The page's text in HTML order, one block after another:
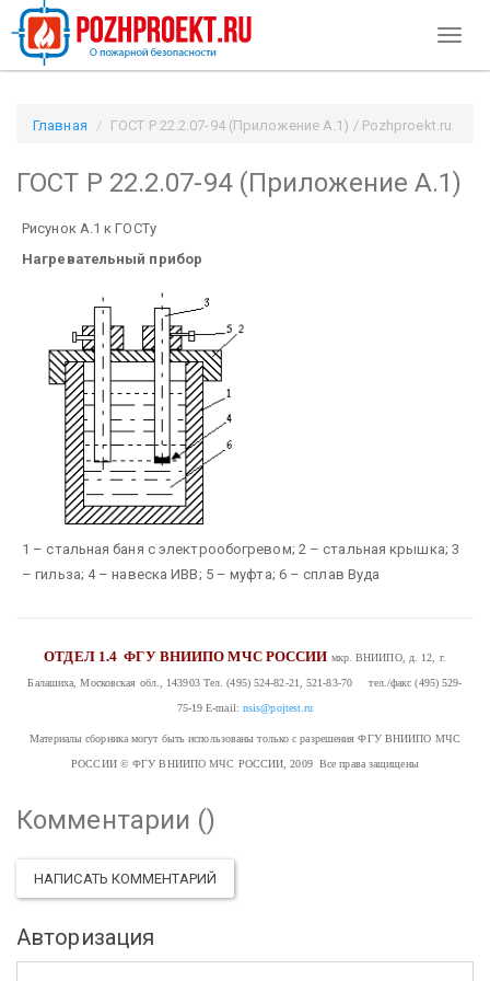
Главная ГОСТ Р 22.2.07-94 (Приложение А.1) / Pozhproekt.ru
ГОСТ Р 22.2.07-94 (Приложение А.1)
Рисунок А.1 к ГОСТу
Нагревательный прибор
1 – стальная баня с электрообогревом; 2 – стальная крышка; 3
– гильза; 4 – навеска ИВВ; 5 – муфта; 6 – сплав Вуда
ОТДЕЛ 1.4ФГУ ВНИИПО МЧС РОССИИ мкр. ВНИИПО, д. 12, г.
Балашиха, Московская обл., 143903Тел. (495) 524-82-21, 521-83-70 тел./факс (495) 529-
75-19 E-mail: nsis@pojtest.ru
Материалы сборника могут быть использованы только с разрешения ФГУ ВНИИПО МЧС
РОССИИ© ФГУ ВНИИПО МЧС РОССИИ, 2009 Все права защищены
Комментарии ()
НАПИСАТЬ КОММЕНТАРИЙ
Авторизация